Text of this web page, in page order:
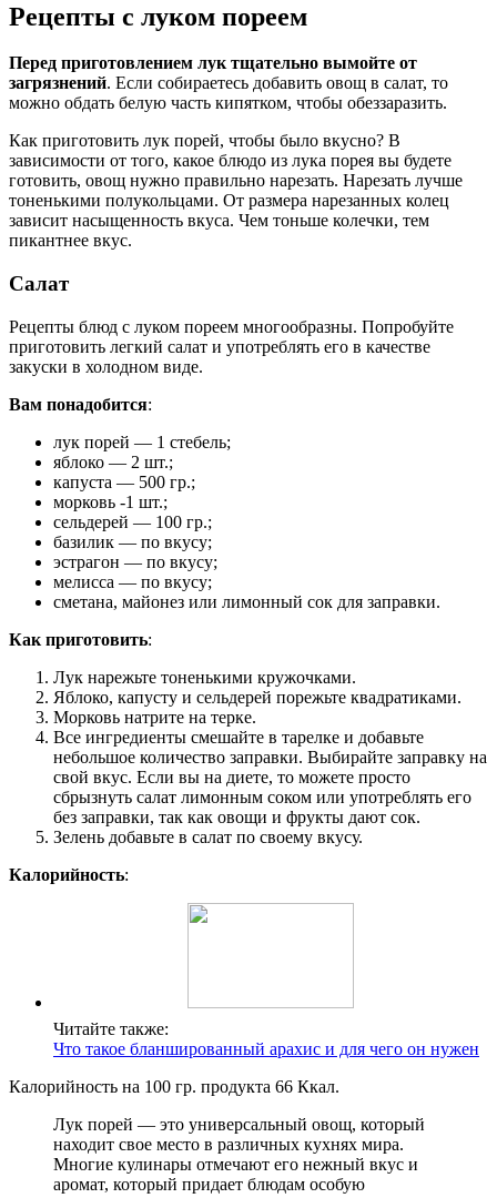
Рецепты с луком пореем
Перед приготовлением лук тщательно вымойте от
загрязнений. Если собираетесь добавить овощ в салат, то
можно обдать белую часть кипятком, чтобы обеззаразить.
Как приготовить лук порей, чтобы было вкусно? В
зависимости от того, какое блюдо из лука порея вы будете
готовить, овощ нужно правильно нарезать. Нарезать лучше
тоненькими полукольцами. От размера нарезанных колец
зависит насыщенность вкуса. Чем тоньше колечки, тем
пикантнее вкус.
Салат
Рецепты блюд с луком пореем многообразны. Попробуйте
приготовить легкий салат и употреблять его в качестве
закуски в холодном виде.
Вам понадобится:
лук порей — 1 стебель;
яблоко — 2 шт.;
капуста — 500 гр.;
морковь -1 шт.;
сельдерей — 100 гр.;
базилик — по вкусу;
эстрагон — по вкусу;
мелисса — по вкусу;
сметана, майонез или лимонный сок для заправки.
Как приготовить:
Лук нарежьте тоненькими кружочками.
Яблоко, капусту и сельдерей порежьте квадратиками.
Морковь натрите на терке.
Все ингредиенты смешайте в тарелке и добавьте
небольшое количество заправки. Выбирайте заправку на
свой вкус. Если вы на диете, то можете просто
сбрызнуть салат лимонным соком или употреблять его
без заправки, так как овощи и фрукты дают сок.
Зелень добавьте в салат по своему вкусу.
Калорийность:
Читайте также:
Что такое бланшированный арахис и для чего он нужен
Калорийность на 100 гр. продукта 66 Ккал.
Лук порей — это универсальный овощ, который
находит свое место в различных кухнях мира.
Многие кулинары отмечают его нежный вкус и
аромат, который придает блюдам особую